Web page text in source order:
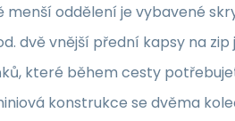
menší oddělení je vybavené
dvě vnější přední kapsy na zip
které během cesty
konstrukce se dvěma